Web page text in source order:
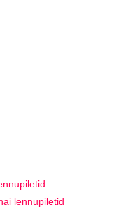
lennupiletid